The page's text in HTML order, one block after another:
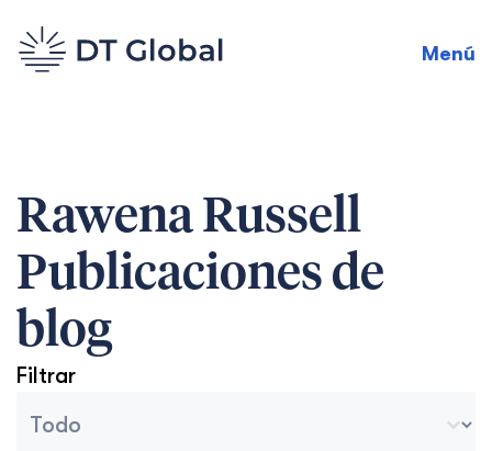
Menú
Rawena Russell
Publicaciones de
blog
Filtrar